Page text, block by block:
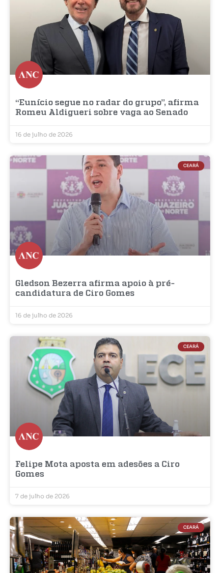
“Eunício segue no radar do grupo”, afirma
Romeu Aldigueri sobre vaga ao Senado
16 de julho de 2026
CEARÁ
Gledson Bezerra afirma apoio à pré-
candidatura de Ciro Gomes
16 de julho de 2026
CEARÁ
Felipe Mota aposta em adesões a Ciro
Gomes
7 de julho de 2026
CEARÁ